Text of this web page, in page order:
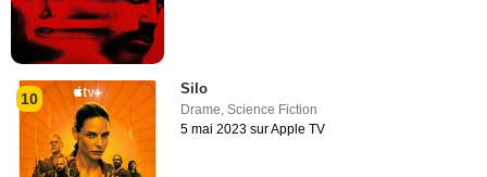
10
Silo
Drame,Science Fiction
5 mai 2023 sur Apple TV